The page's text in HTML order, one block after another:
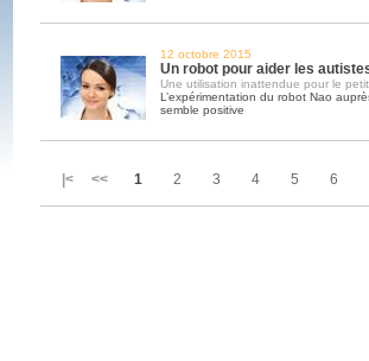
12 octobre 2015
Un robot pour aider les
Une utilisation inattendue pour le
L’expérimentation du robot Nao
semble positive
|< << 1 2 3 4 5 6